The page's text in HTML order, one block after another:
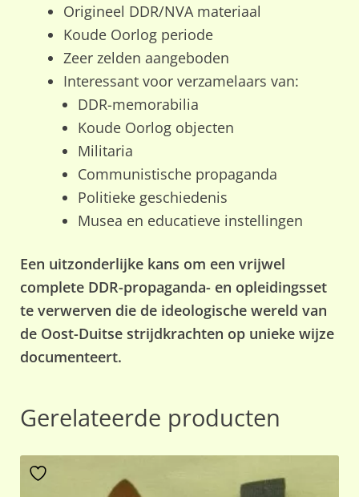
Origineel DDR/NVA materiaal
Koude Oorlog periode
Zeer zelden aangeboden
Interessant voor verzamelaars van:
DDR-memorabilia
Koude Oorlog objecten
Militaria
Communistische propaganda
Politieke geschiedenis
Musea en educatieve instellingen
Een uitzonderlijke kans om een vrijwel
complete DDR-propaganda- en opleidingsset
te verwerven die de ideologische wereld van
de Oost-Duitse strijdkrachten op unieke wijze
documenteert.
Gerelateerde producten